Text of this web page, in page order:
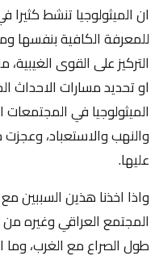
ان الميثولوجيا تنشط كثيرا
للمعرفة الكافية بنفسها
التركيز على القوى
او تحديد مسارات الاحداث
الميثولوجيا في
والنهب والاستعباد،
عليها.
واذا اخذنا هذين
المجتمع العراقي وغيره
طول الصراع مع الغرب،